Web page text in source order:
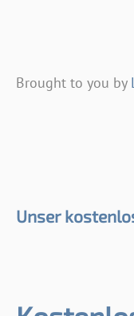
Brought to you by
Unser